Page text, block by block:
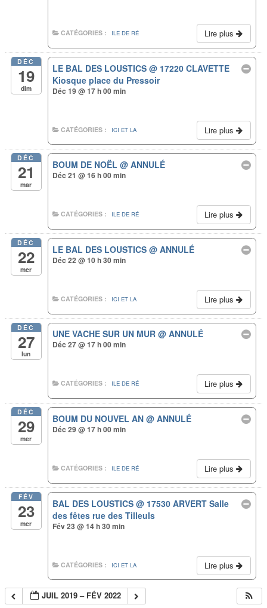
Lire plus
CATÉGORIES : ILE DE RÉ
DÉC
19
dim
LE BAL DES LOUSTICS@ 17220 CLAVETTE
Kiosque place du Pressoir
Déc 19 @ 17 h 00 min
Lire plus
CATÉGORIES : ICI ET LA
DÉC
21
mar
BOUM DE NOËL@ ANNULÉ
Déc 21 @ 16 h 00 min
Lire plus
CATÉGORIES : ILE DE RÉ
DÉC
22
mer
LE BAL DES LOUSTICS@ ANNULÉ
Déc 22 @ 10 h 30 min
Lire plus
CATÉGORIES : ICI ET LA
DÉC
27
lun
UNE VACHE SUR UN MUR@ ANNULÉ
Déc 27 @ 17 h 00 min
Lire plus
CATÉGORIES : ILE DE RÉ
DÉC
29
mer
BOUM DU NOUVEL AN@ ANNULÉ
Déc 29 @ 17 h 00 min
Lire plus
CATÉGORIES : ILE DE RÉ
FÉV
23
mer
BAL DES LOUSTICS@ 17530 ARVERT Salle
des fêtes rue des Tilleuls
Fév 23 @ 14 h 30 min
Lire plus
CATÉGORIES : ICI ET LA
JUIL 2019 – FÉV 2022
Doninspectacle.com